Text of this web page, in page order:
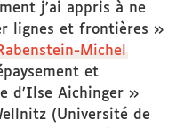
j'ai appris à ne
lignes et frontières »
Michel
et
d’Ilse Aichinger »
(Université de